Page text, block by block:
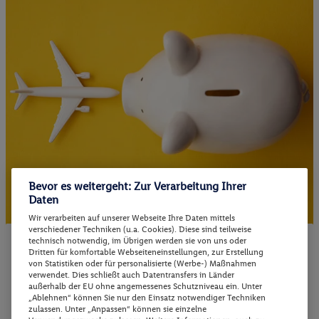
Top Preis-Leistungs-Verhältnis
Nicht nur unsere Top-Angebote können überzeugen –
auch unsere grosse Auswahl an vielseitigen
Reiseangeboten können sich sehen lassen. Lidl Reisen
Bevor es weitergeht: Zur Verarbeitung Ihrer
Daten
Wir verarbeiten auf unserer Webseite Ihre Daten mittels
verschiedener Techniken (u.a. Cookies). Diese sind teilweise
technisch notwendig, im Übrigen werden sie von uns oder
Dritten für komfortable Webseiteneinstellungen, zur Erstellung
von Statistiken oder für personalisierte (Werbe-) Maßnahmen
verwendet. Dies schließt auch Datentransfers in Länder
außerhalb der EU ohne angemessenes Schutzniveau ein. Unter
„Ablehnen“ können Sie nur den Einsatz notwendiger Techniken
zulassen. Unter „Anpassen“ können sie einzelne